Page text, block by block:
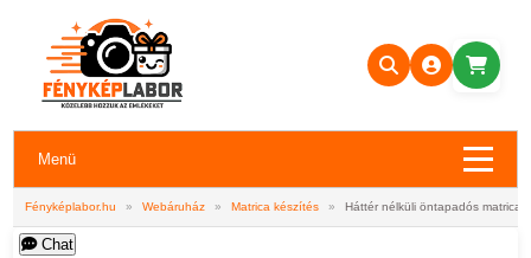
Menü
Fényképlabor.hu » Webáruház » Matrica készítés » Háttér nélküli öntapadós matrica
Chat